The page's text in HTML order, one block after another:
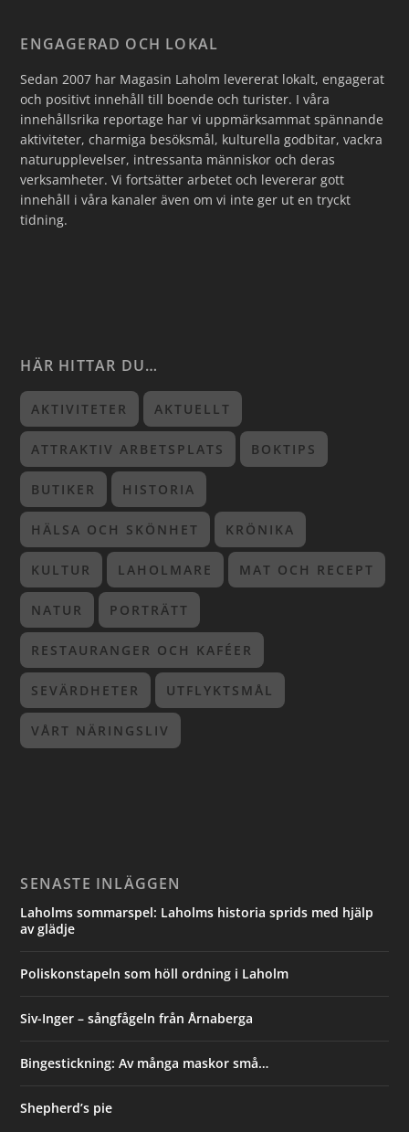
ENGAGERAD OCH LOKAL
Sedan 2007 har Magasin Laholm levererat lokalt, engagerat
och positivt innehåll till boende och turister. I våra
innehållsrika reportage har vi uppmärksammat spännande
aktiviteter, charmiga besöksmål, kulturella godbitar, vackra
naturupplevelser, intressanta människor och deras
verksamheter. Vi fortsätter arbetet och levererar gott
innehåll i våra kanaler även om vi inte ger ut en tryckt
tidning.
HÄR HITTAR DU…
AKTIVITETER AKTUELLT
ATTRAKTIV ARBETSPLATS BOKTIPS
BUTIKER HISTORIA
HÄLSA OCH SKÖNHET KRÖNIKA
KULTUR LAHOLMARE MAT OCH RECEPT
NATUR PORTRÄTT
RESTAURANGER OCH KAFÉER
SEVÄRDHETER UTFLYKTSMÅL
VÅRT NÄRINGSLIV
SENASTE INLÄGGEN
Laholms sommarspel: Laholms historia sprids med hjälp
av glädje
Poliskonstapeln som höll ordning i Laholm
Siv-Inger – sångfågeln från Årnaberga
Bingestickning: Av många maskor små…
Shepherd’s pie